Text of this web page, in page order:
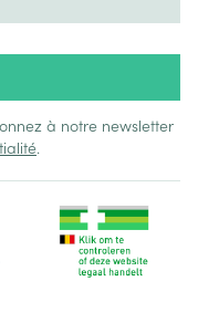
à notre newsletter
.